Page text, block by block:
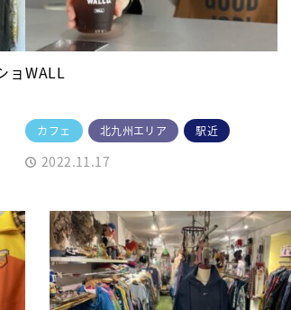
ョWALL
カフェ 北九州エリア 駅近
2022.11.17